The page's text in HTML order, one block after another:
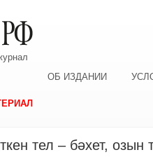
ОБ ИЗДАНИИ
тел – бәхет, озын